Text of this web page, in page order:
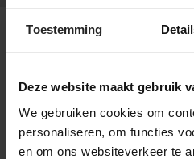
Toestemming
Deze website maakt gebruik
We gebruiken cookies om
personaliseren, om functies
en om ons websiteverkeer te
(Nederland & België)
Verzendtijd: Binnen 1-2
van de